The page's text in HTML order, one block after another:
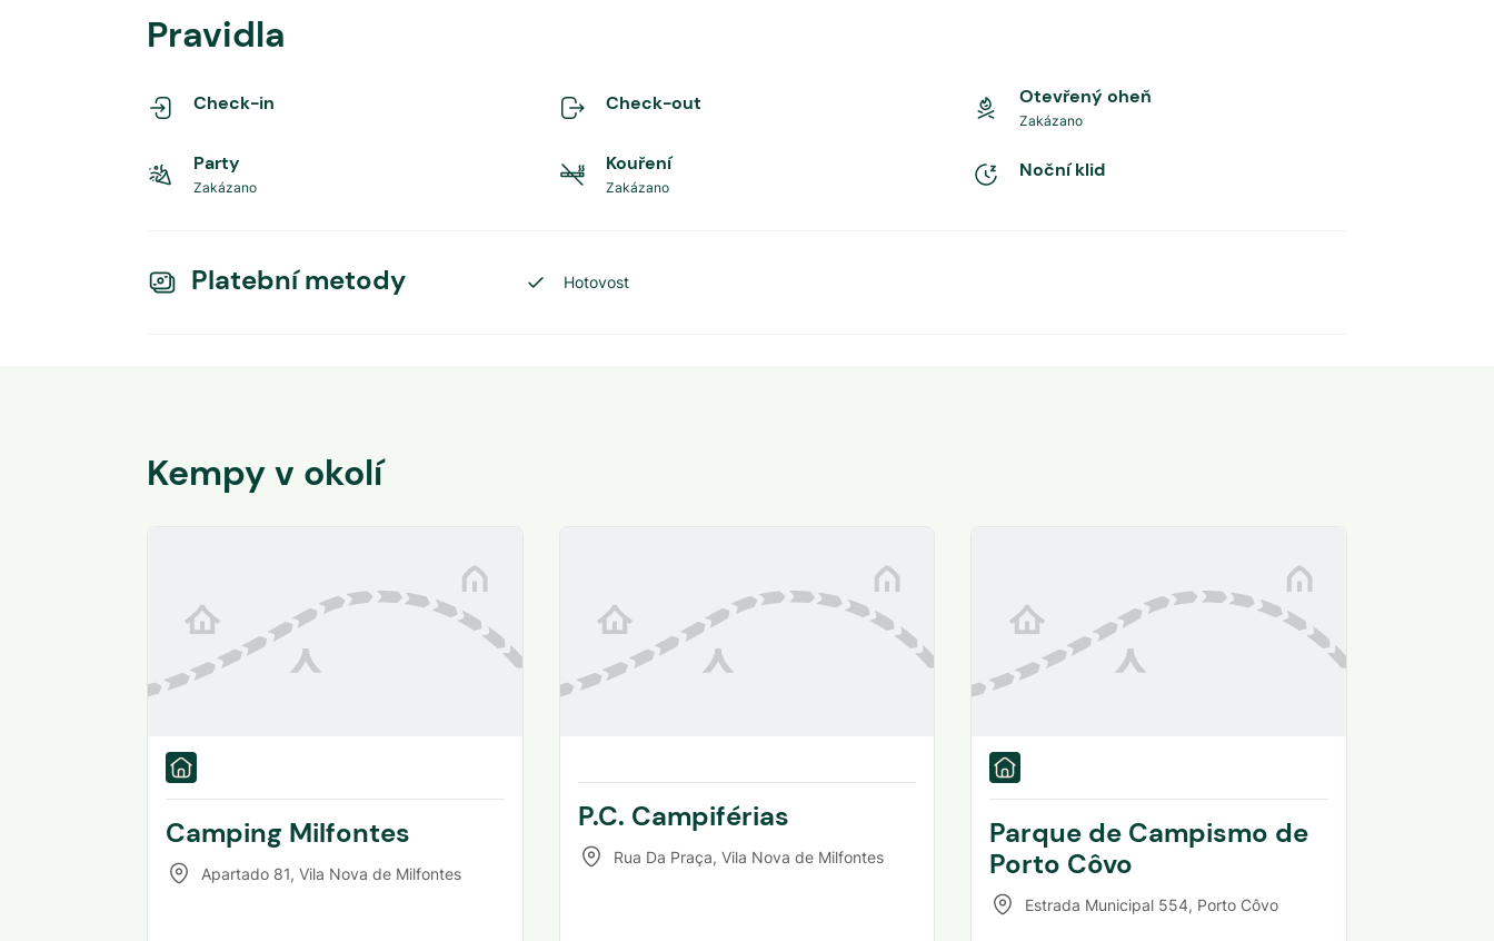
Pravidla
Check-in Check-out Otevřený oheň
Zakázano
Party
Zakázano
Kouření
Zakázano
Noční klid
Platební metody Hotovost
Kempy v okolí
Camping Milfontes
Apartado 81, Vila Nova de Milfontes
P.C. Campiférias
Rua Da Praça, Vila Nova de Milfontes
Parque de Campismo de
Porto Côvo
Estrada Municipal 554, Porto Côvo